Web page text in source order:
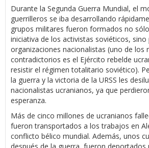
Durante la Segunda Guerra Mundial, el
guerrilleros se iba desarrollando
grupos militares fueron formados no
iniciativa de los activistas soviéticos, sino
organizaciones nacionalistas (uno de los
contradictorios es el Ejército rebelde
resistir el régimen totalitario soviético).
la guerra y la victoria de la URSS les
nacionalistas ucranianos, ya que
esperanza.
Más de cinco millones de ucranianos
fueron transportados a los trabajos en
conflicto bélico mundial. Además, unos
después de la guerra, fueron deportados